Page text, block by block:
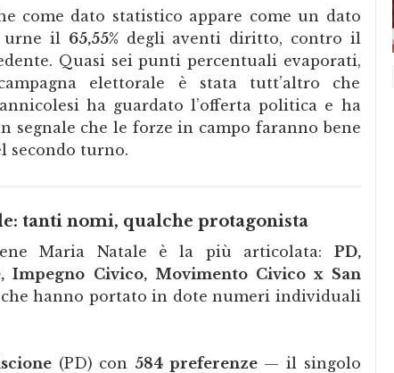
come dato statistico appare come un dato
urne il 65,55%degli aventi diritto, contro il
Quasi sei punti percentuali evaporati,
elettorale è stata tutt’altro che
ha guardato l’offerta politica e ha
segnale che le forze in campo faranno bene
secondo turno.
tanti nomi, qualche protagonista
Maria Natale è la più articolata: PD,
Impegno Civico, Movimento Civico x San
hanno portato in dote numeri individuali
(PD) con 584 preferenze— il singolo